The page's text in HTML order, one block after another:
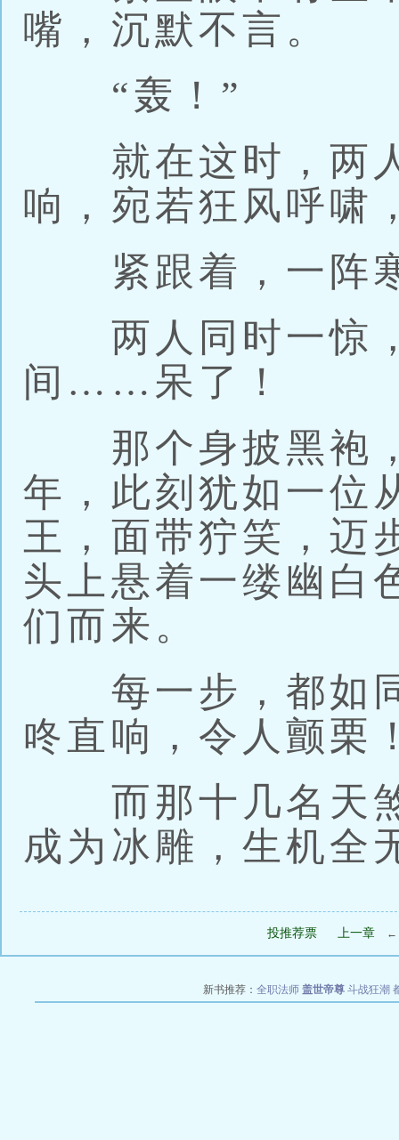
嘴，沉默不言。
“轰！”
就在这时，两人
响，宛若狂风呼啸
紧跟着，一阵
两人同时一惊
间……呆了！
那个身披黑袍，
年，此刻犹如一位
王，面带狞笑，迈
头上悬着一缕幽白
们而来。
每一步，都如同
咚直响，令人颤栗
而那十几名天煞
成为冰雕，生机全
投推荐票 上一章 ←
新书推荐： 全职法师 盖世帝尊 斗战狂潮